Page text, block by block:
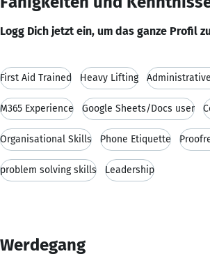
Logg Dich jetzt ein, um das ganze Profil
First Aid Trained Heavy Lifting
M365 Experience Google Sheets/Docs user
Organisational Skills Phone Etiquette
problem solving skills Leadership
Werdegang